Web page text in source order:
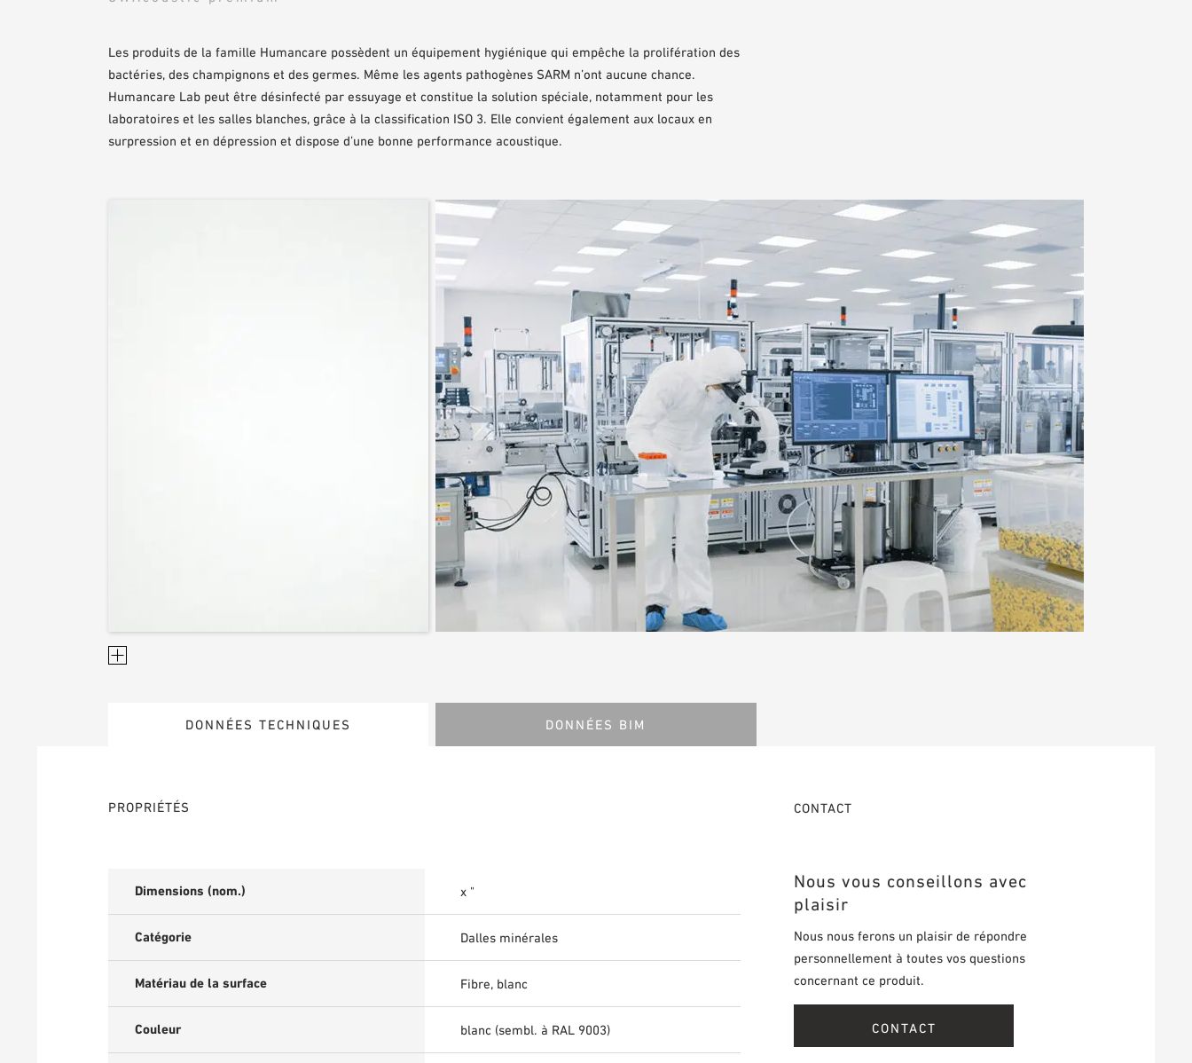
Les produits de la famille Humancare possèdent un équipement hygiénique qui empêche la prolifération des
bactéries, des champignons et des germes. Même les agents pathogènes SARM n’ont aucune chance.
Humancare Lab peut être désinfecté par essuyage et constitue la solution spéciale, notamment pour les
laboratoires et les salles blanches, grâce à la classification ISO 3. Elle convient également aux locaux en
surpression et en dépression et dispose d’une bonne performance acoustique.
DONNÉES TECHNIQUES DONNÉES BIM
PROPRIÉTÉS
Dimensions (nom.) x "
Catégorie Dalles minérales
Matériau de la surface Fibre, blanc
Couleur blanc (sembl. à RAL 9003)
CONTACT
Nous vous conseillons avec
plaisir
Nous nous ferons un plaisir de répondre
personnellement à toutes vos questions
concernant ce produit.
CONTACT